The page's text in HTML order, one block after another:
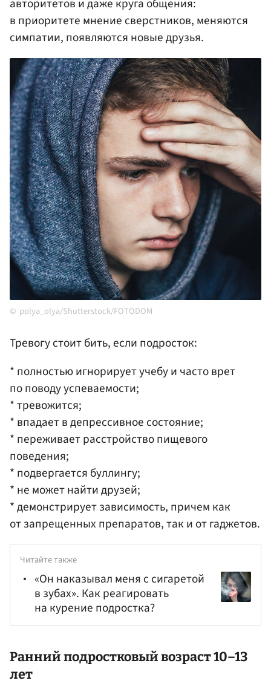
авторитетов и даже круга общения:
в приоритете мнение сверстников, меняются
симпатии, появляются новые друзья.
polya_olya/Shutterstock/FOTODOM
Тревогу стоит бить, если подросток:
* полностью игнорирует учебу и часто врет
по поводу успеваемости;
* тревожится;
* впадает в депрессивное состояние;
* переживает расстройство пищевого
поведения;
* подвергается буллингу;
* не может найти друзей;
* демонстрирует зависимость, причем как
от запрещенных препаратов, так и от гаджетов.
Читайте также
«Он наказывал меня с сигаретой
в зубах». Как реагировать
на курение подростка?
Ранний подростковый возраст 10–13
лет